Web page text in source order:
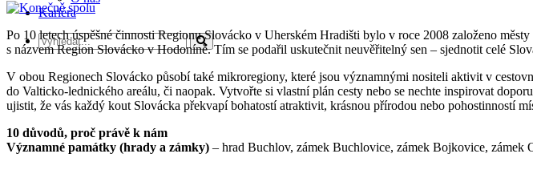
Kariéra
Po 10 letech úspěšné činnosti Regionu Slovácko v Uherském Hradišti bylo v roce 2008 založeno
s názvem Region Slovácko v Hodoníně. Tím se podařil uskutečnit neuvěřitelný sen – sjednotit celé
V obou Regionech Slovácko působí také mikroregiony, které jsou významnými nositeli aktivit v
do Valticko-lednického areálu, či naopak. Vytvořte si vlastní plán cesty nebo se nechte inspirovat
ujistit, že vás každý kout Slovácka překvapí bohatostí atraktivit, krásnou přírodou nebo pohostinností
10 důvodů, proč právě k nám
Významné památky (hrady a zámky) – hrad Buchlov, zámek Buchlovice, zámek Bojkovice, zámek